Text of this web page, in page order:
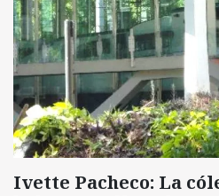
Ivette Pacheco: La